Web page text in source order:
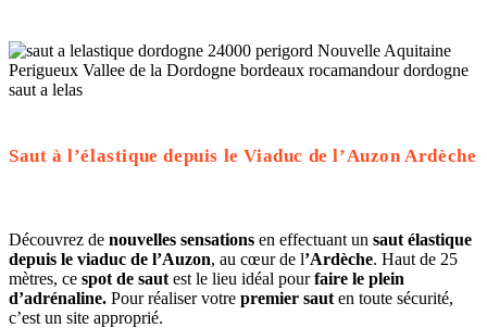
Saut à l’élastique depuis le Viaduc de l’Auzon Ardèche
Découvrez de nouvelles sensations en effectuant un saut élastique
depuis le viaduc de l’Auzon, au cœur de l’Ardèche. Haut de 25
mètres, ce spot de saut est le lieu idéal pourfaire le plein
d’adrénaline. Pour réaliser votre premier saut en toute sécurité,
c’est un site approprié.